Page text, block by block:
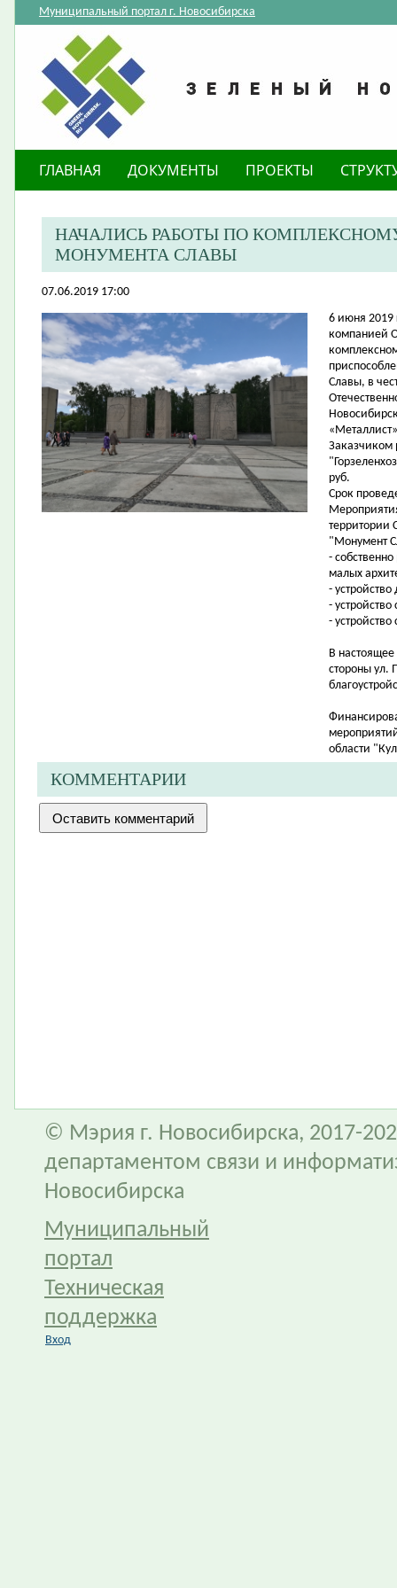
Муниципальный портал г. Новосибирска
ГЛАВНАЯ ДОКУМЕНТЫ ПРОЕКТЫ
НАЧАЛИСЬ РАБОТЫ ПО
МОНУМЕНТА СЛАВЫ
07.06.2019 17:00
6 июня 2019
компанией
Славы, в
Заказчиком
руб.
Срок
территории
"Монумент
-
малых
-
-
-
В
стороны ул.
области
КОММЕНТАРИИ
© Мэрия г. Новосибирска, 2017-
департаментом связи и
Новосибирска
Муниципальный
портал
Техническая
поддержка
Вход